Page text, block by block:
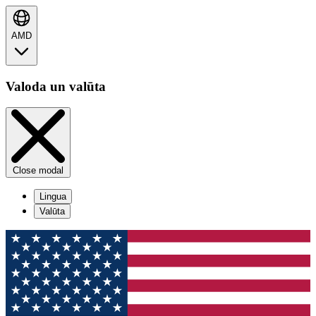
AMD
Valoda un valūta
Close modal
Lingua
Valūta